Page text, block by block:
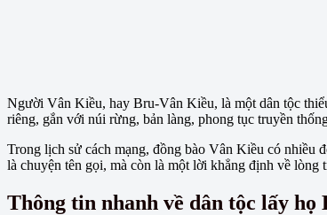
Người Vân Kiều, hay Bru-Vân Kiều, là một dân tộc
riêng, gắn với núi rừng, bản làng, phong tục truyền
Trong lịch sử cách mạng, đồng bào Vân Kiều có
là chuyện tên gọi, mà còn là một lời khẳng định về
Thông tin nhanh về dân tộc lấy họ